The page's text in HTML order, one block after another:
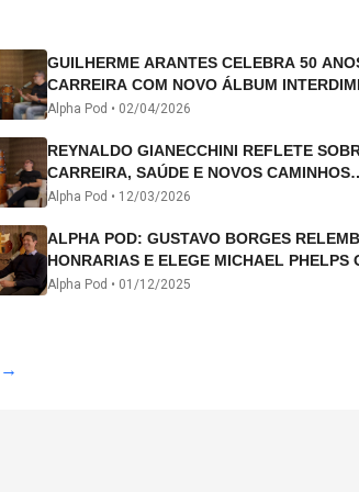
GUILHERME ARANTES CELEBRA 50
CARREIRA COM NOVO ÁLBUM
E TURNÊ “50 ANOS-LUZ”
Alpha Pod • 02/04/2026
REYNALDO GIANECCHINI REFLETE
CARREIRA, SAÚDE E NOVOS CAMINHOS
ARTÍSTICOS NO ALPHA POD
Alpha Pod • 12/03/2026
ALPHA POD: GUSTAVO BORGES
HONRARIAS E ELEGE MICHAEL PHELPS
ATLETA DA HISTÓRIA
Alpha Pod • 01/12/2025
→